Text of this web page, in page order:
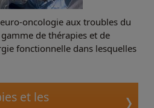
oncologie aux troubles du
de thérapies et de
fonctionnelle dans lesquelles
et les